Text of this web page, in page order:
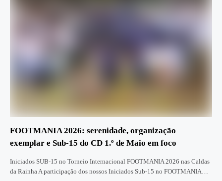
FOOTMANIA 2026: serenidade, organização
exemplar e Sub‑15 do CD 1.º de Maio em foco
Iniciados SUB-15 no Torneio Internacional FOOTMANIA 2026 nas Caldas
da Rainha A participação dos nossos Iniciados Sub‑15 no FOOTMANIA